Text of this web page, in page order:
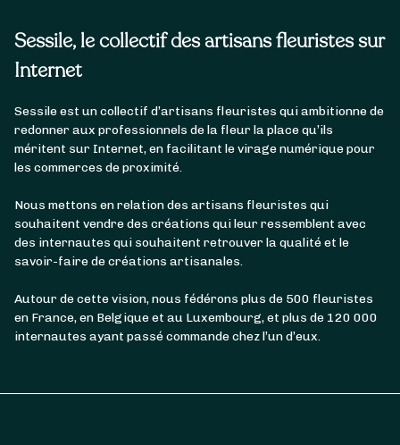
Sessile, le collectif des artisans fleuristes sur
Internet
Sessile est un collectif d’artisans fleuristes qui ambitionne de
redonner aux professionnels de la fleur la place qu’ils
méritent sur Internet, en facilitant le virage numérique pour
les commerces de proximité.
Nous mettons en relation des artisans fleuristes qui
souhaitent vendre des créations qui leur ressemblent avec
des internautes qui souhaitent retrouver la qualité et le
savoir-faire de créations artisanales.
Autour de cette vision, nous fédérons plus de 500 fleuristes
en France, en Belgique et au Luxembourg, et plus de 120 000
internautes ayant passé commande chez l’un d’eux.